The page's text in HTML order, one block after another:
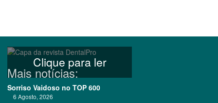
Clique para ler
Mais notícias:
Sorriso Vaidoso no TOP 600
6 Agosto, 2026